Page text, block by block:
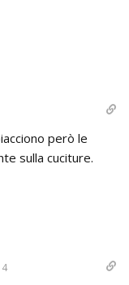
però le
sulla cuciture.